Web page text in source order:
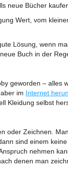
neue Bücher
Wert, vom
Lösung, wenn
Buch in der
geworden – alles
im Internet
Kleidung selbst
oder Zeichnen.
sind einem
Anspruch nehmen
denen man